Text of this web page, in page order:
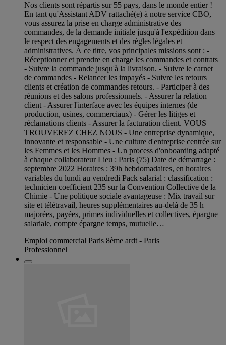
Nos clients sont répartis sur 55 pays, dans le monde entier !
En tant qu'Assistant ADV rattaché(e) à notre service CBO,
vous assurez la prise en charge administrative des
commandes, de la demande initiale jusqu'à l'expédition dans
le respect des engagements et des règles légales et
administratives. À ce titre, vos principales missions sont : -
Réceptionner et prendre en charge les commandes et contrats
- Suivre la commande jusqu'à la livraison. - Suivre le carnet
de commandes - Relancer les impayés - Suivre les retours
clients et création de commandes retours. - Participer à des
réunions et des salons professionnels. - Assurer la relation
client - Assurer l'interface avec les équipes internes (de
production, usines, commerciaux) - Gérer les litiges et
réclamations clients - Assurer la facturation client. VOUS
TROUVEREZ CHEZ NOUS - Une entreprise dynamique,
innovante et responsable - Une culture d'entreprise centrée sur
les Femmes et les Hommes - Un process d'onboarding adapté
à chaque collaborateur Lieu : Paris (75) Date de démarrage :
septembre 2022 Horaires : 39h hebdomadaires, en horaires
variables du lundi au vendredi Pack salarial : classification :
technicien coefficient 235 sur la Convention Collective de la
Chimie - Une politique sociale avantageuse : Mix travail sur
site et télétravail, heures supplémentaires au-delà de 35 h
majorées, payées, primes individuelles et collectives, épargne
salariale, compte épargne temps, mutuelle…
Emploi commercial Paris 8ème ardt - Paris
Professionnel